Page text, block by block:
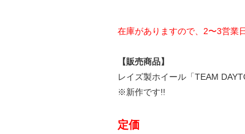
在庫がありますので、2〜3営業
【販売商品】
レイズ製ホイール「TEAM
※新作です!!
定価